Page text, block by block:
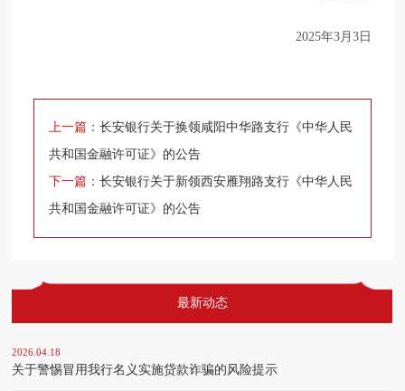
2025年3月3日
上一篇：长安银行关于换领咸阳中华路支行《中华人民
共和国金融许可证》的公告
下一篇：长安银行关于新领西安雁翔路支行《中华人民
共和国金融许可证》的公告
最新动态
2026.04.18
关于警惕冒用我行名义实施贷款诈骗的风险提示